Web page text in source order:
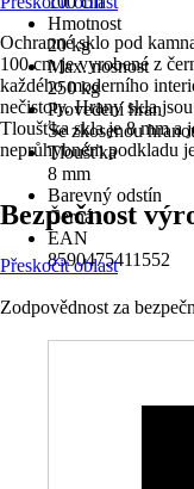
Hmotnost
20 kg
Max. nosnost
250 kg
Provedení hran
Se zkosenou
Tloušťka
8 mm
Barevný odstín
Černá
EAN
8590475411552
Ochranné sklo pod
100 cm je vyrobené z
každého moderního
nečistoty. Hrany skla
Tloušťka skla je 8 mm a
neprůhybném podkladu
Bezpečnost
Přeskočit oblast
Zodpovědnost za